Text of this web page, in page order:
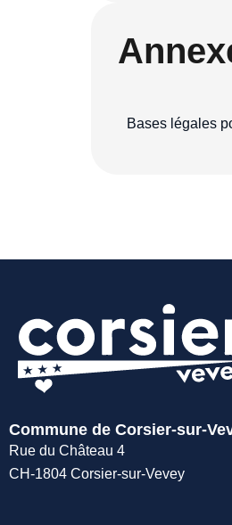
Bases légales
Commune de Corsier-sur-
Rue du Château 4
CH-1804 Corsier-sur-Vevey